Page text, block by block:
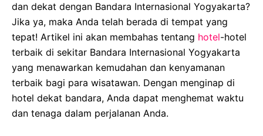
dan dekat dengan Bandara Internasional Yogyakarta?
Jika ya, maka Anda telah berada di tempat yang
tepat! Artikel ini akan membahas tentang hotel-hotel
terbaik di sekitar Bandara Internasional Yogyakarta
yang menawarkan kemudahan dan kenyamanan
terbaik bagi para wisatawan. Dengan menginap di
hotel dekat bandara, Anda dapat menghemat waktu
dan tenaga dalam perjalanan Anda.